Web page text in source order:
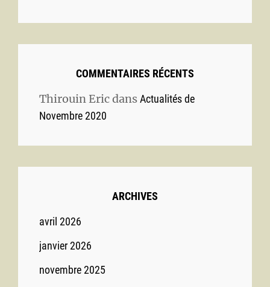
COMMENTAIRES RÉCENTS
Thirouin EricdansActualités de
Novembre 2020
ARCHIVES
avril 2026
janvier 2026
novembre 2025